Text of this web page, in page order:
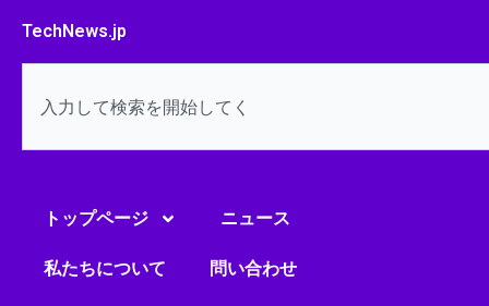
TechNews.jp
トップページ ニュース
私たちについて 問い合わせ